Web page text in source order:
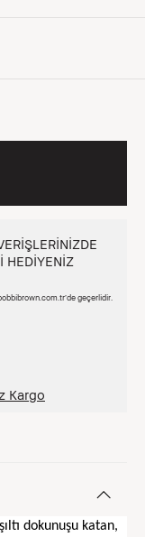
HEDİYENİZ
geçerlidir.
Kargo
dokunuşu katan,